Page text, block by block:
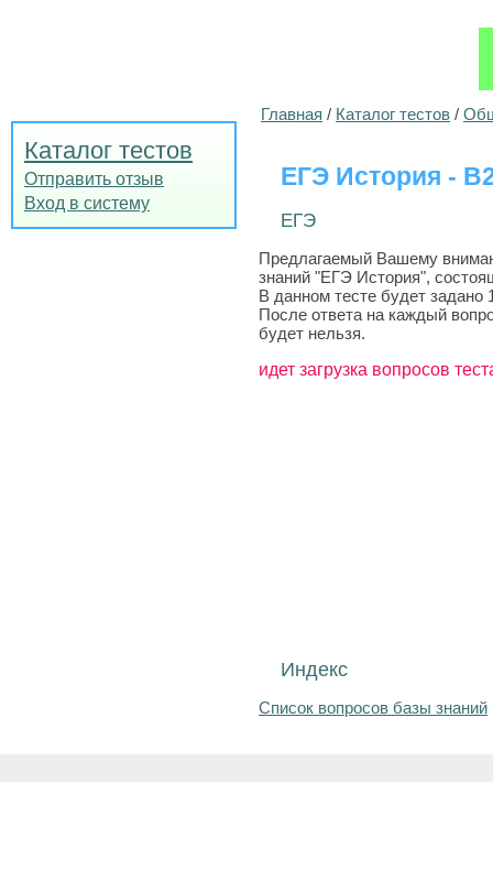
Каталог тестов
Отправить отзыв
Вход в систему
Главная / Каталог тестов /
ЕГЭ История -
ЕГЭ
Предлагаемый Вашему
знаний "ЕГЭ История",
В данном тесте будет задано
После ответа на каждый
будет нельзя.
идет загрузка вопросов
Индекс
Список вопросов базы знаний